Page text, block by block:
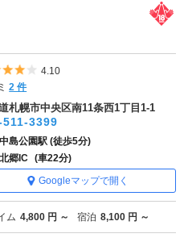
5つ星のうち4
4.10
2 件
札幌市中央区南11条西1丁目1-1
511-3399
中島公園駅 (徒歩5分)
北郷IC (車22分)
Googleマップで開く
ム 4,800 円 ～ 宿泊 8,100 円 ～